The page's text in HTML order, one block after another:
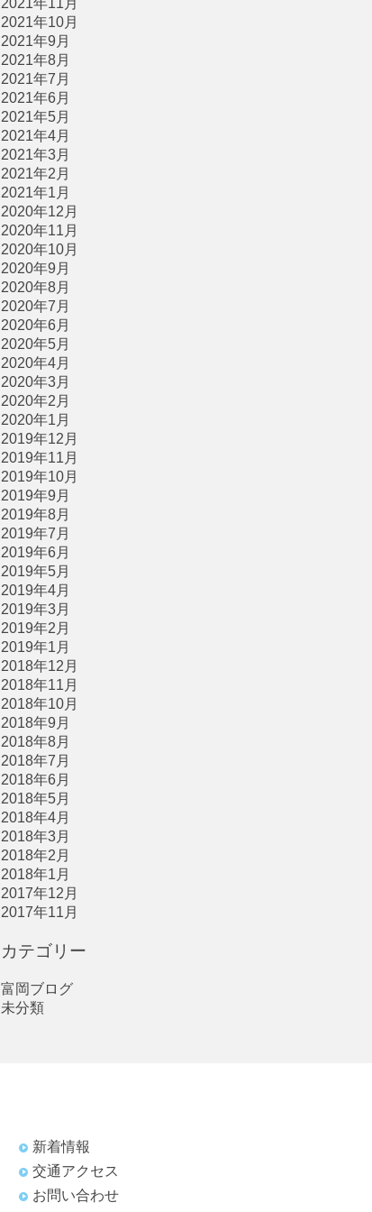
2021年11月
2021年10月
2021年9月
2021年8月
2021年7月
2021年6月
2021年5月
2021年4月
2021年3月
2021年2月
2021年1月
2020年12月
2020年11月
2020年10月
2020年9月
2020年8月
2020年7月
2020年6月
2020年5月
2020年4月
2020年3月
2020年2月
2020年1月
2019年12月
2019年11月
2019年10月
2019年9月
2019年8月
2019年7月
2019年6月
2019年5月
2019年4月
2019年3月
2019年2月
2019年1月
2018年12月
2018年11月
2018年10月
2018年9月
2018年8月
2018年7月
2018年6月
2018年5月
2018年4月
2018年3月
2018年2月
2018年1月
2017年12月
2017年11月
カテゴリー
富岡ブログ
未分類
新着情報
交通アクセス
お問い合わせ